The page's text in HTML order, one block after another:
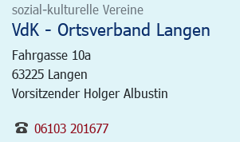
sozial-kulturelle Vereine
VdK - Ortsverband Langen
Fahrgasse 10a
63225 Langen
Vorsitzender Holger Albustin
06103 201677